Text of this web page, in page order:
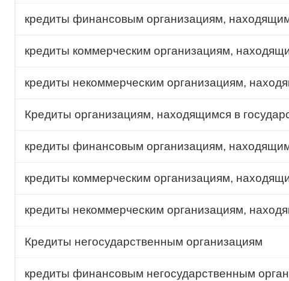
кредиты финансовым организациям,
кредиты коммерческим организациям,
кредиты некоммерческим организациям,
Кредиты организациям, находящимся в
кредиты финансовым организациям,
кредиты коммерческим организациям,
кредиты некоммерческим организациям,
Кредиты негосударственным организациям
кредиты финансовым негосударственным